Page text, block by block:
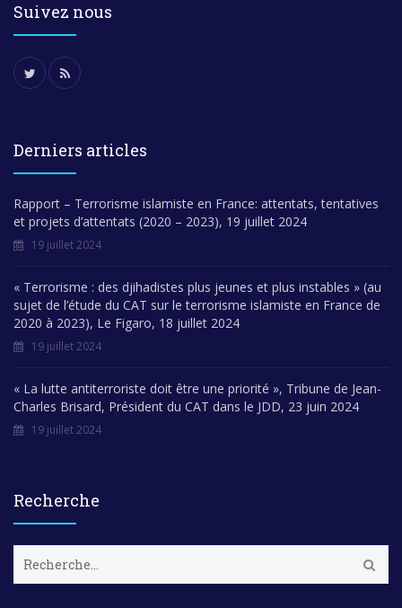
Suivez nous
Derniers articles
Rapport – Terrorisme islamiste en France: attentats, tentatives
et projets d’attentats (2020 – 2023), 19 juillet 2024
19 juillet 2024
« Terrorisme : des djihadistes plus jeunes et plus instables » (au
sujet de l’étude du CAT sur le terrorisme islamiste en France de
2020 à 2023), Le Figaro, 18 juillet 2024
19 juillet 2024
« La lutte antiterroriste doit être une priorité », Tribune de Jean-
Charles Brisard, Président du CAT dans le JDD, 23 juin 2024
19 juillet 2024
Recherche
c